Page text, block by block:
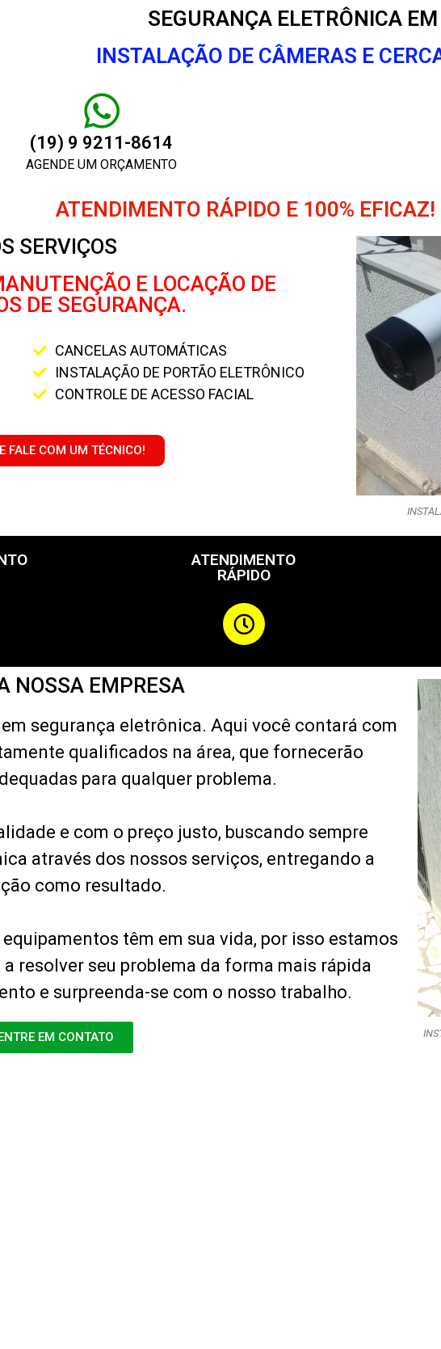
SEGURANÇA ELETRÔNICA
INSTALAÇÃO DE CÂMERAS E
(19) 9 9211-8614
AGENDE UM ORÇAMENTO
ATENDIMENTO RÁPIDO E 100% EFICAZ!
SERVIÇOS
E LOCAÇÃO DE
DE SEGURANÇA.
CANCELAS AUTOMÁTICAS
INSTALAÇÃO DE PORTÃO ELETRÔNICO
CONTROLE DE ACESSO FACIAL
FALE COM UM TÉCNICO!
ATENDIMENTO
RÁPIDO
NOSSA EMPRESA
segurança eletrônica. Aqui você contará com
qualificados na área, que fornecerão
para qualquer problema.
e com o preço justo, buscando sempre
através dos nossos serviços, entregando a
como resultado.
têm em sua vida, por isso estamos
resolver seu problema da forma mais rápida
e surpreenda-se com o nosso trabalho.
EM CONTATO